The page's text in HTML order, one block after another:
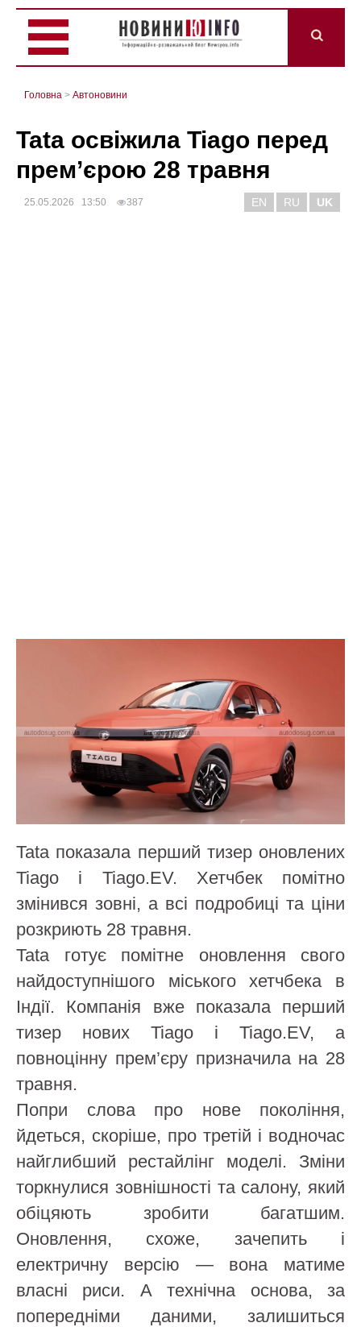
Головна > Автоновини
Tata освіжила Tiago перед
прем’єрою 28 травня
25.05.2026 13:50 387 EN RU UK
Tata показала перший тизер оновлених
Tiago і Tiago.EV. Хетчбек помітно
змінився зовні, а всі подробиці та ціни
розкриють 28 травня.
Tata готує помітне оновлення свого
найдоступнішого міського хетчбека в
Індії. Компанія вже показала перший
тизер нових Tiago і Tiago.EV, а
повноцінну прем’єру призначила на 28
травня.
Попри слова про нове покоління,
йдеться, скоріше, про третій і водночас
найглибший рестайлінг моделі. Зміни
торкнулися зовнішності та салону, який
обіцяють зробити багатшим.
Оновлення, схоже, зачепить і
електричну версію — вона матиме
власні риси. А технічна основа, за
попередніми даними, залишиться